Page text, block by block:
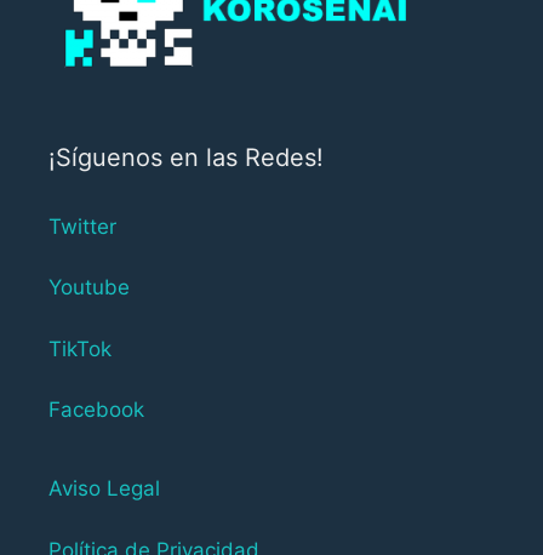
¡Síguenos en las Redes!
Twitter
Youtube
TikTok
Facebook
Aviso Legal
Política de Privacidad